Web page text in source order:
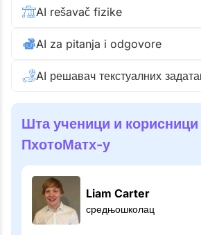
AI rešavač fizike
AI za pitanja i odgovore
AI решавач текстуалних
Шта ученици и корисници
ПхотоМатх-у
Liam Carter
средњошколац